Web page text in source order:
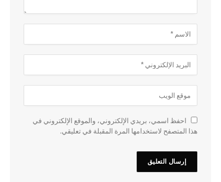
احفظ اسمي، بريدي الإلكتروني، والموقع الإلكتروني في
هذا المتصفح لاستخدامها المرة المقبلة في تعليقي.